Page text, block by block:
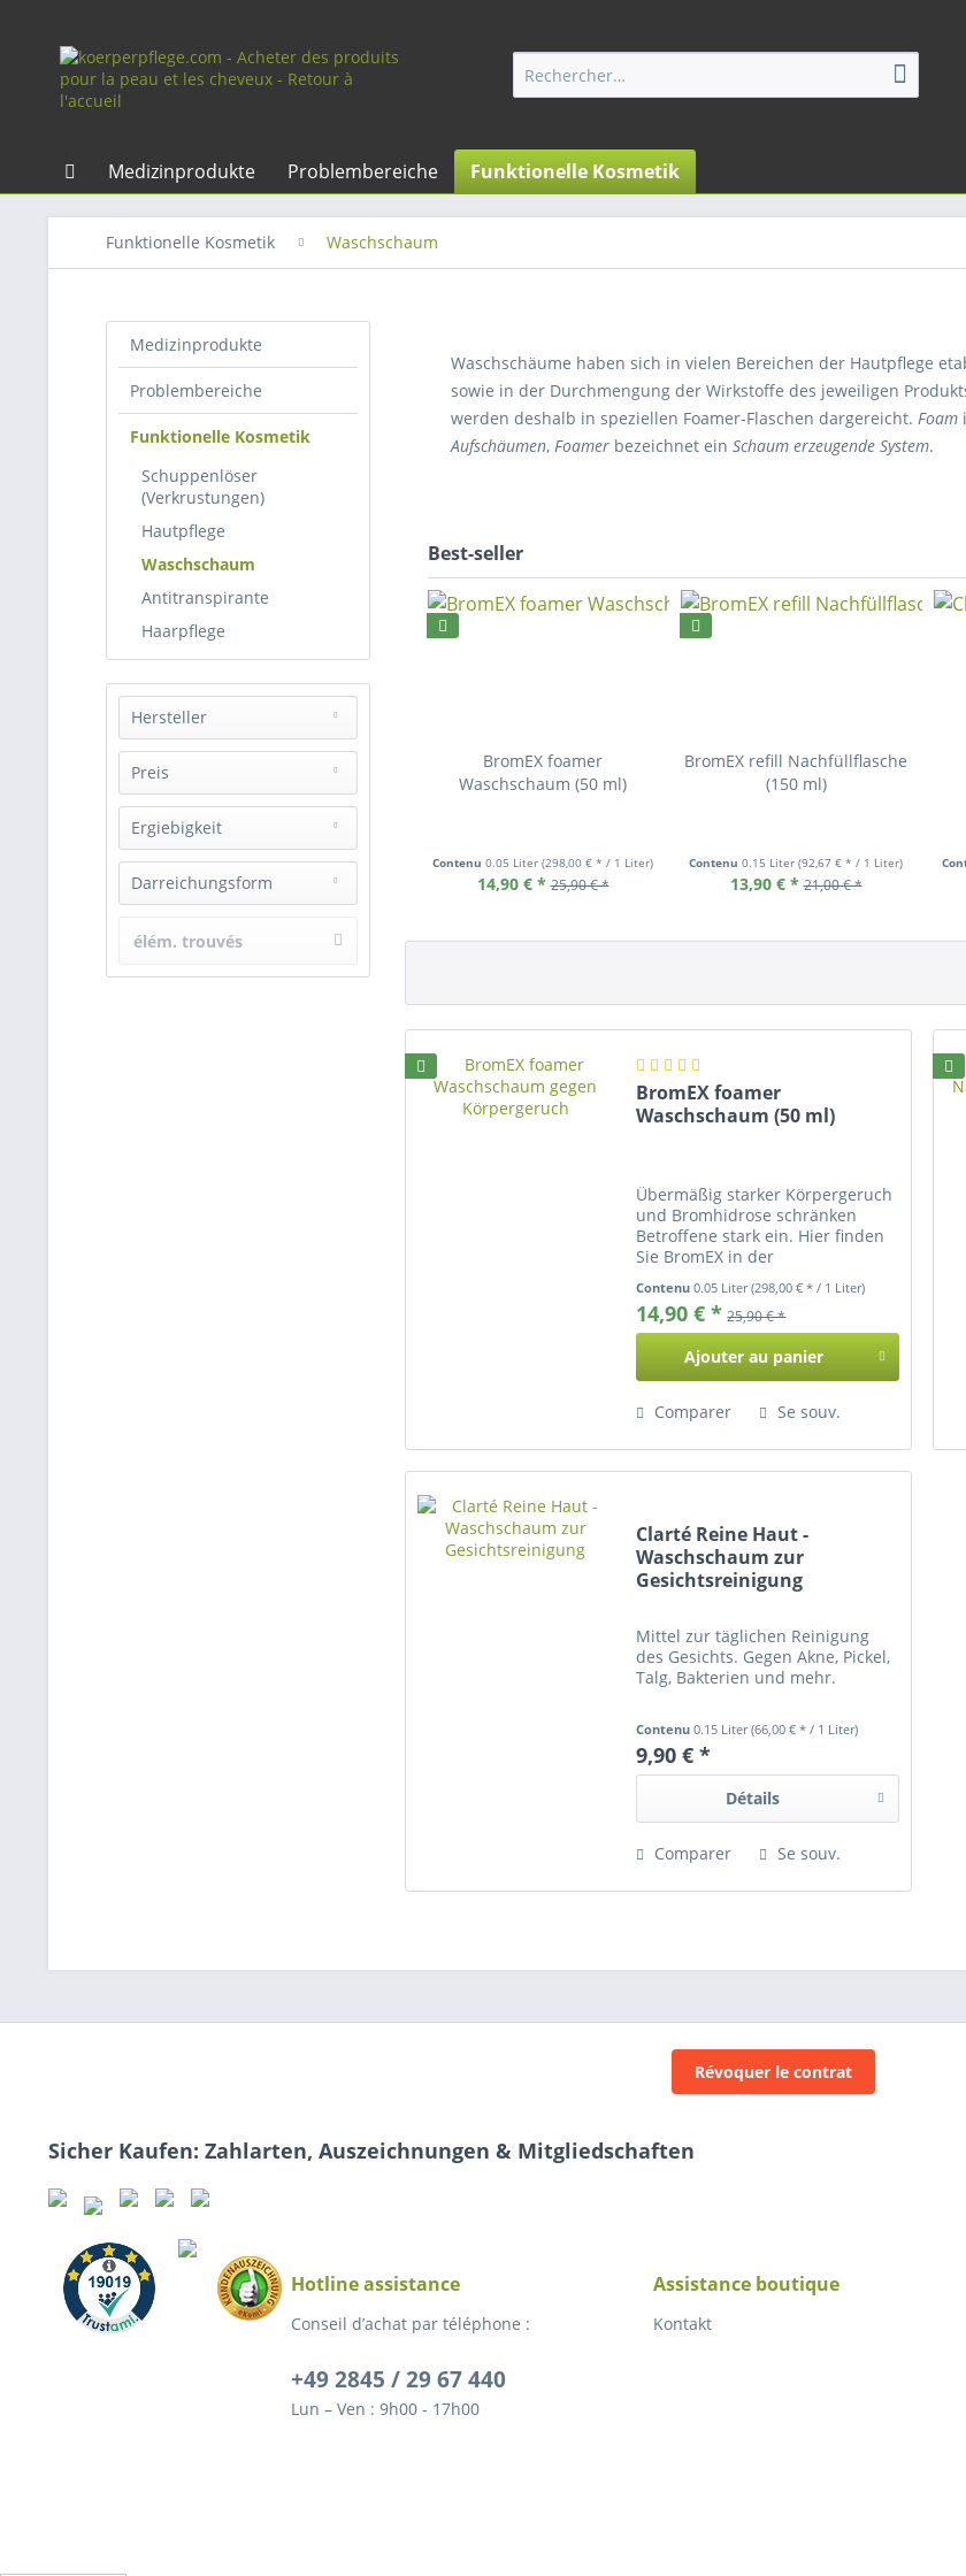
Medizinprodukte Problembereiche Funktionelle Kosmetik
Funktionelle Kosmetik Waschschaum
Medizinprodukte
Problembereiche
Funktionelle Kosmetik
Schuppenlöser
(Verkrustungen)
Hautpflege
Waschschaum
Antitranspirante
Haarpflege
Hersteller
Blidor
JV Cosmetics
Preis
de9,90 €à14,90 €
Ergiebigkeit
bei axilärer Anwendung meist für 3 Monate und mehr
3-5 Monate
Darreichungsform
Schaumflasche
élém. trouvés
Waschschäume haben sich in vielen Bereichen der Hautpflege
sowie in der Durchmengung der Wirkstoffe des jeweiligen
werden deshalb in speziellen Foamer-Flaschen dargereicht. Foam
Aufschäumen, Foamer bezeichnet ein Schaum erzeugende System.
Best-seller
BromEX foamer
Waschschaum (50 ml)
Contenu 0.05 Liter (298,00 € * / 1 Liter)
14,90 € * 25,90 € *
BromEX refill Nachfüllflasche
(150 ml)
Contenu 0.15 Liter (92,67 € * / 1 Liter)
13,90 € * 21,00 € *
BromEX foamer
Waschschaum (50 ml)
Übermäßig starker Körpergeruch
und Bromhidrose schränken
Betroffene stark ein. Hier finden
Sie BromEX in der
Contenu0.05 Liter(298,00 € * / 1 Liter)
14,90 € * 25,90 € *
Ajouter au panier
Comparer Se souv.
Clarté Reine Haut -
Waschschaum zur
Gesichtsreinigung
Mittel zur täglichen Reinigung
des Gesichts. Gegen Akne, Pickel,
Talg, Bakterien und mehr.
Contenu0.15 Liter(66,00 € * / 1 Liter)
9,90 € *
Détails
Comparer Se souv.
Révoquer le contrat
Sicher Kaufen: Zahlarten, Auszeichnungen & Mitgliedschaften
Hotline assistance
Conseil d’achat par téléphone :
+49 2845 / 29 67 440
Lun – Ven : 9h00 - 17h00
Assistance boutique
Kontakt